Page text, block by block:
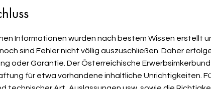
Informationen wurden nach bestem Wissen erstellt
sind Fehler nicht völlig auszuschließen. Daher
oder Garantie. Der Österreichische
für etwa vorhandene inhaltliche Unrichtigkeiten.